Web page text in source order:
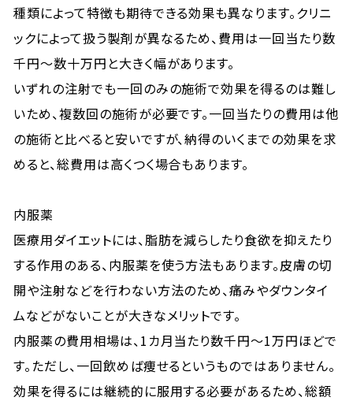
種類によって特徴も期待できる効果も異なります。クリニ
ックによって扱う製剤が異なるため、費用は一回当たり数
千円〜数十万円と大きく幅があります。
いずれの注射でも一回のみの施術で効果を得るのは難し
いため、複数回の施術が必要です。一回当たりの費用は他
の施術と比べると安いですが、納得のいくまでの効果を求
めると、総費用は高くつく場合もあります。
内服薬
医療用ダイエットには、脂肪を減らしたり食欲を抑えたり
する作用のある、内服薬を使う方法もあります。皮膚の切
開や注射などを行わない方法のため、痛みやダウンタイ
ムなどがないことが大きなメリットです。
内服薬の費用相場は、1カ月当たり数千円〜1万円ほどで
す。ただし、一回飲めば痩せるというものではありません。
効果を得るには継続的に服用する必要があるため、総額